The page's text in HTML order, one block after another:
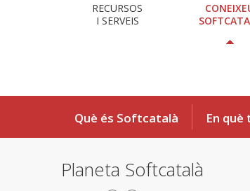
RECURSOS
I SERVEIS
Què és Softcatalà En
Planeta Softcatalà